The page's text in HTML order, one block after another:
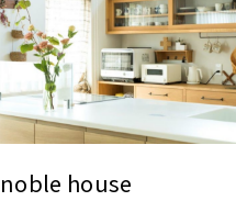
noble house